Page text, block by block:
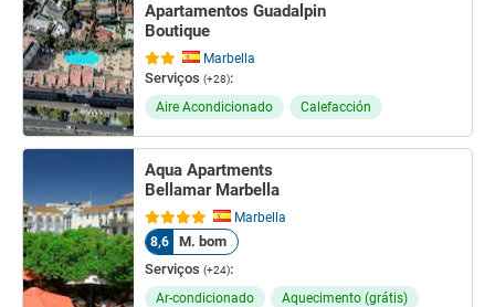
Apartamentos Guadalpin
Boutique
Marbella
Serviços (+28):
Aire Acondicionado Calefacción
Aqua Apartments
Bellamar Marbella
Marbella
8,6
M. bom
Serviços (+24):
Ar-condicionado Aquecimento (grátis)